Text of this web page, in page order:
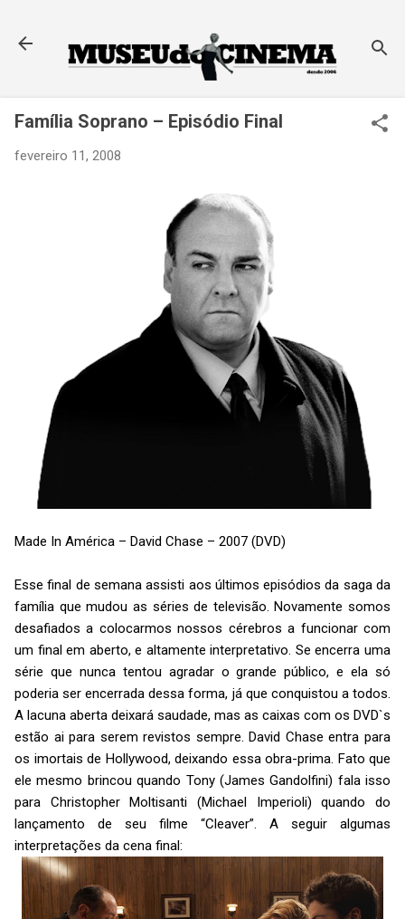
Família Soprano – Episódio Final
fevereiro 11, 2008
Made In América – David Chase – 2007 (DVD)
Esse final de semana assisti aos últimos episódios da saga da
família que mudou as séries de televisão. Novamente somos
desafiados a colocarmos nossos cérebros a funcionar com
um final em aberto, e altamente interpretativo. Se encerra uma
série que nunca tentou agradar o grande público, e ela só
poderia ser encerrada dessa forma, já que conquistou a todos.
A lacuna aberta deixará saudade, mas as caixas com os DVD`s
estão ai para serem revistos sempre. David Chase entra para
os imortais de Hollywood, deixando essa obra-prima. Fato que
ele mesmo brincou quando Tony (James Gandolfini) fala isso
para Christopher Moltisanti (Michael Imperioli) quando do
lançamento de seu filme “Cleaver”. A seguir algumas
interpretações da cena final: